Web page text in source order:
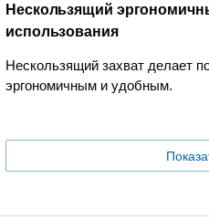
Нескользящий
использования
Нескользящий захват делает
эргономичным и удобным.